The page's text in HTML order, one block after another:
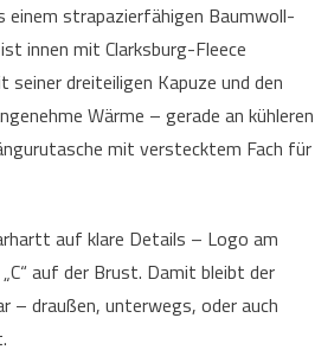
einem strapazierfähigen Baumwoll-
innen mit Clarksburg-Fleece
dreiteiligen Kapuze und den
Wärme – gerade an kühleren
mit verstecktem Fach für
auf klare Details – Logo am
auf der Brust. Damit bleibt der
– draußen, unterwegs, oder auch